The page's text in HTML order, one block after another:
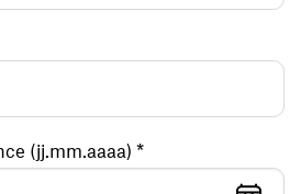
Votre date de naissance (jj.mm.aaaa) *